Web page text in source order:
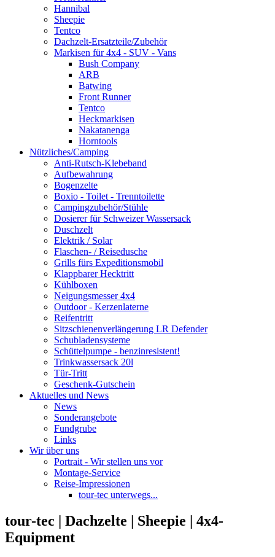
Hannibal
Sheepie
Tentco
Dachzelt-Ersatzteile/Zubehör
Markisen für 4x4 - SUV - Vans
Bush Company
ARB
Batwing
Front Runner
Tentco
Heckmarkisen
Nakatanenga
Horntools
Nützliches/Camping
Anti-Rutsch-Klebeband
Aufbewahrung
Bogenzelte
Boxio - Toilet - Trenntoilette
Campingzubehör/Stühle
Dosierer für Schweizer Wassersack
Duschzelt
Elektrik / Solar
Flaschen- / Reisedusche
Grills fürs Expeditionsmobil
Klappbarer Hecktritt
Kühlboxen
Neigungsmesser 4x4
Outdoor - Kerzenlaterne
Reifentritt
Sitzschienenverlängerung LR Defender
Schubladensysteme
Schüttelpumpe - benzinresistent!
Trinkwassersack 20l
Tür-Tritt
Geschenk-Gutschein
Aktuelles und News
News
Sonderangebote
Fundgrube
Links
Wir über uns
Portrait - Wir stellen uns vor
Montage-Service
Reise-Impressionen
tour-tec unterwegs...
tour-tec | Dachzelte | Sheepie | 4x4-
Equipment